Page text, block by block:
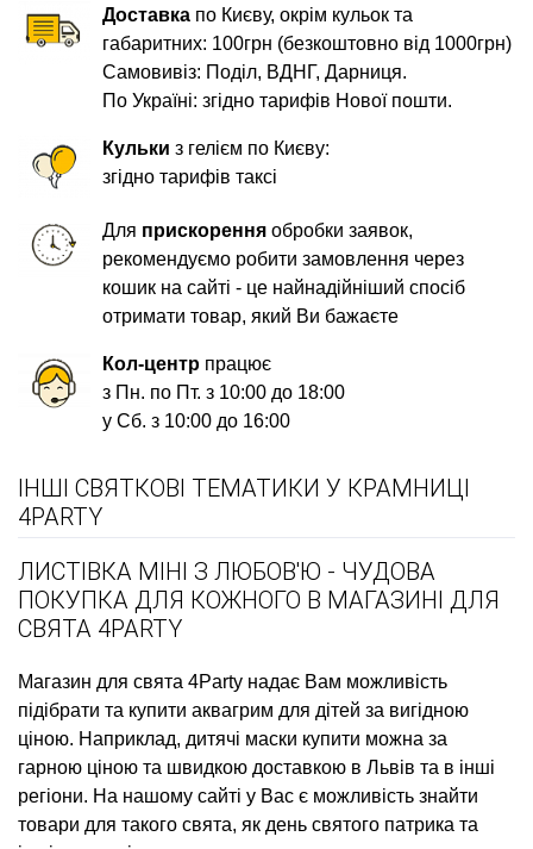
Доставка по Києву, окрім кульок та
габаритних: 100грн (безкоштовно від 1000грн)
Самовивіз: Поділ, ВДНГ, Дарниця.
По Україні: згідно тарифів Нової пошти.
Кульки з гелієм по Києву:
згідно тарифів таксі
Для прискорення обробки заявок,
рекомендуємо робити замовлення через
кошик на сайті - це найнадійніший спосіб
отримати товар, який Ви бажаєте
Кол-центр працює
з Пн. по Пт. з 10:00 до 18:00
у Сб. з 10:00 до 16:00
ІНШІ СВЯТКОВІ ТЕМАТИКИ У КРАМНИЦІ
4PARTY
ЛИСТІВКА МІНІ З ЛЮБОВ'Ю - ЧУДОВА
ПОКУПКА ДЛЯ КОЖНОГО В МАГАЗИНІ ДЛЯ
СВЯТА 4PARTY
Магазин для свята 4Party надає Вам можливість
підібрати та купити аквагрим для дітей за вигідною
ціною. Наприклад, дитячі маски купити можна за
гарною ціною та швидкою доставкою в Львів та в інші
регіони. На нашому сайті у Вас є можливість знайти
товари для такого свята, як день святого патрика та